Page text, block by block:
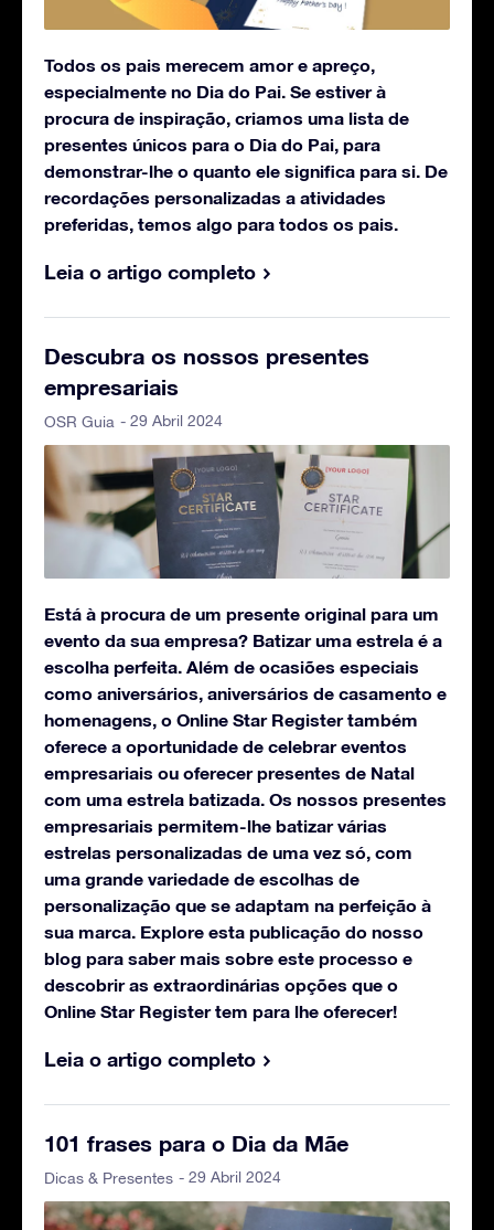
Todos os pais merecem amor e apreço,
especialmente no Dia do Pai. Se estiver à
procura de inspiração, criamos uma lista de
presentes únicos para o Dia do Pai, para
demonstrar-lhe o quanto ele significa para si. De
recordações personalizadas a atividades
preferidas, temos algo para todos os pais.
Leia o artigo completo
Descubra os nossos presentes
empresariais
OSR Guia - 29 Abril 2024
Está à procura de um presente original para um
evento da sua empresa? Batizar uma estrela é a
escolha perfeita. Além de ocasiões especiais
como aniversários, aniversários de casamento e
homenagens, o Online Star Register também
oferece a oportunidade de celebrar eventos
empresariais ou oferecer presentes de Natal
com uma estrela batizada. Os nossos presentes
empresariais permitem-lhe batizar várias
estrelas personalizadas de uma vez só, com
uma grande variedade de escolhas de
personalização que se adaptam na perfeição à
sua marca. Explore esta publicação do nosso
blog para saber mais sobre este processo e
descobrir as extraordinárias opções que o
Online Star Register tem para lhe oferecer!
Leia o artigo completo
101 frases para o Dia da Mãe
Dicas & Presentes - 29 Abril 2024